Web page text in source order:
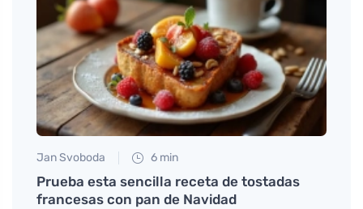
Jan Svoboda 6 min
Prueba esta sencilla receta de tostadas
francesas con pan de Navidad